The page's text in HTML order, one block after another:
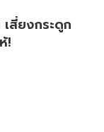
สี่ยงกระดูก
!